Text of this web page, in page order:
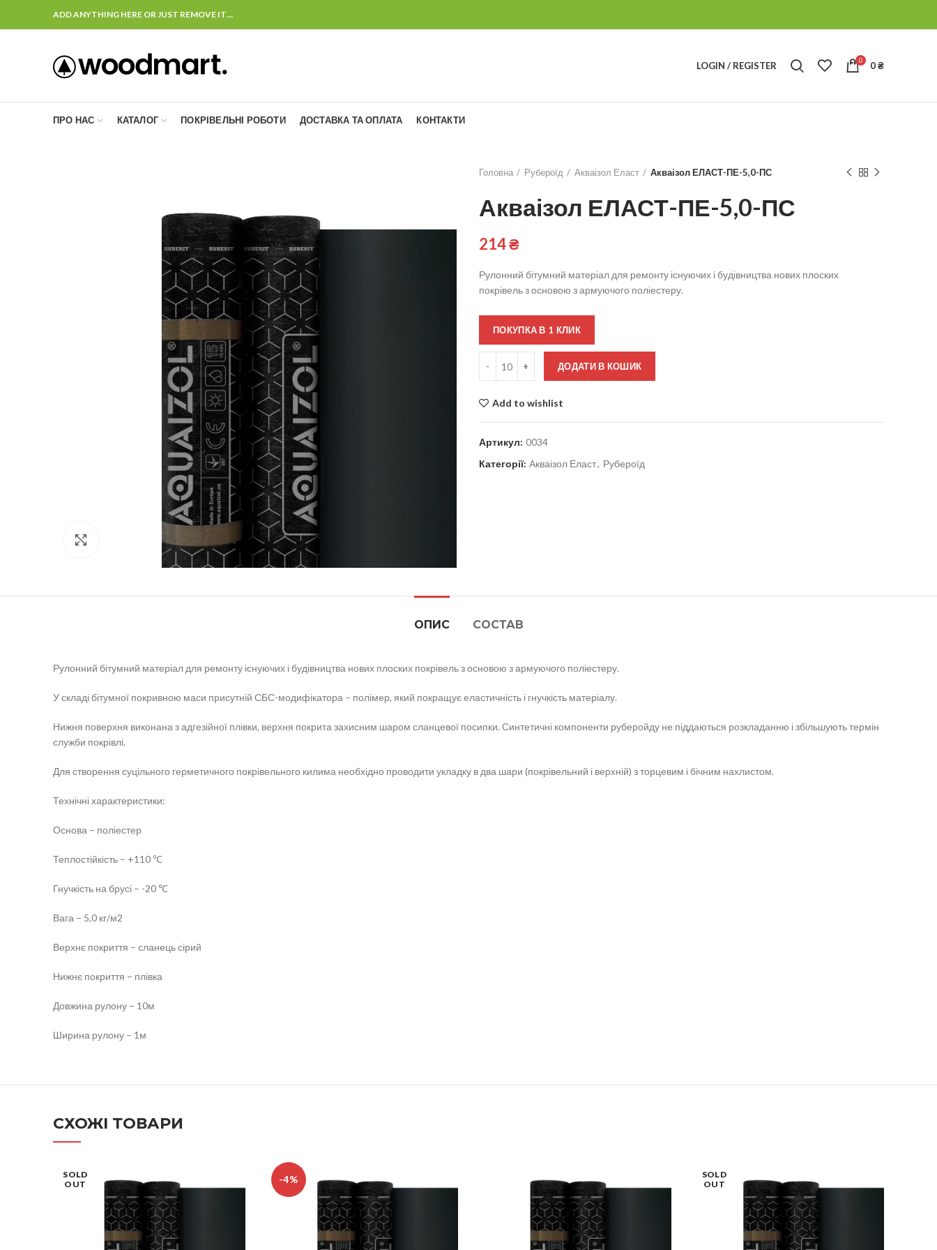
ADD ANYTHING HERE OR JUST REMOVE IT…
LOGIN / REGISTER 0 0₴
ПРО НАС КАТАЛОГ ПОКРІВЕЛЬНІ РОБОТИ ДОСТАВКА ТА ОПЛАТА КОНТАКТИ
Click to enlarge
Головна Рубероїд Акваізол Еласт Акваізол ЕЛАСТ-ПЕ-5,0-ПС
Акваізол ЕЛАСТ-ПЕ-5,0-ПС
214₴
Рулонний бітумний матеріал для ремонту існуючих і будівництва нових плоских
покрівель з основою з армуючого поліестеру.
ПОКУПКА В 1 КЛИК
ДОДАТИ В КОШИК
Add to wishlist
Артикул: 0034
Категорії: Акваізол Еласт, Рубероїд
ОПИС СОСТАВ
Рулонний бітумний матеріал для ремонту існуючих і будівництва нових плоских покрівель з основою з армуючого поліестеру.
У складі бітумної покривною маси присутній СБС-модифікатора – полімер, який покращує еластичність і гнучкість матеріалу.
Нижня поверхня виконана з адгезійної плівки, верхня покрита захисним шаром сланцевої посипки. Синтетичні компоненти руберойду не піддаються розкладанню і збільшують термін
служби покрівлі.
Для створення суцільного герметичного покрівельного килима необхідно проводити укладку в два шари (покрівельний і верхній) з торцевим і бічним нахлистом.
Технічні характеристики:
Основа – поліестер
Теплостійкість – +110 ℃
Гнучкість на брусі – -20 ℃
Вага – 5,0 кг/м2
Верхнє покриття – сланець сірий
Нижнє покриття – плівка
Довжина рулону – 10м
Ширина рулону – 1м
СХОЖІ ТОВАРИ
SOLD
OUT
-4%
SOLD
OUT